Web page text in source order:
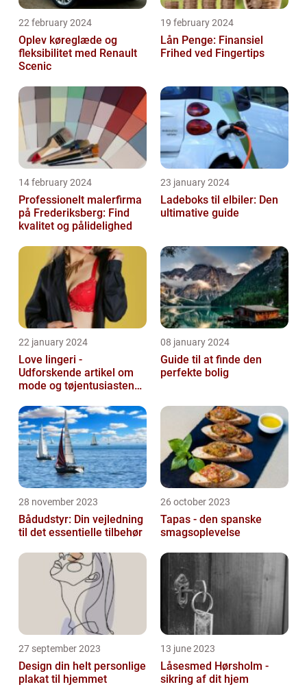
22 february 2024
Oplev køreglæde og
fleksibilitet med Renault
Scenic
19 february 2024
Lån Penge: Finansiel
Frihed ved Fingertips
14 february 2024
Professionelt malerfirma
på Frederiksberg: Find
kvalitet og pålidelighed
23 january 2024
Ladeboks til elbiler: Den
ultimative guide
22 january 2024
Love lingeri -
Udforskende artikel om
mode og tøjentusiastens
08 january 2024
Guide til at finde den
perfekte bolig
28 november 2023
Bådudstyr: Din vejledning
til det essentielle tilbehør
26 october 2023
Tapas - den spanske
smagsoplevelse
27 september 2023
Design din helt personlige
plakat til hjemmet
13 june 2023
Låsesmed Hørsholm -
sikring af dit hjem